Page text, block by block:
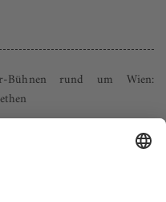
Bühnen rund um Wien:
zu heben. Ob in den
dem alten Wiener
zur Sommerzeit aus den
wachsen wie Pilze nach